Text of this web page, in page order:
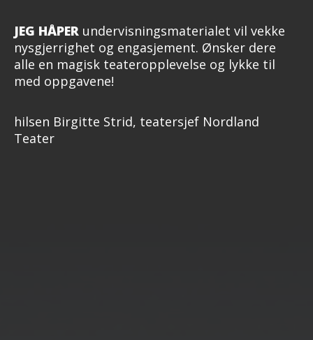
JEG HÅPER undervisningsmaterialet vil vekke
nysgjerrighet og engasjement. Ønsker dere
alle en magisk teateropplevelse og lykke til
med oppgavene!
hilsen Birgitte Strid, teatersjef Nordland
Teater